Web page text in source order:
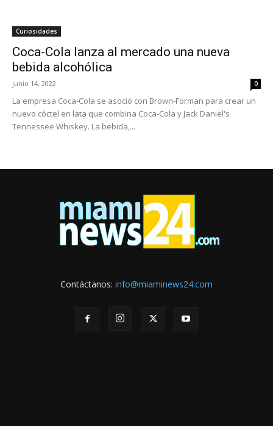
Curiosidades
Coca-Cola lanza al mercado una nueva
bebida alcohólica
junio 14, 2022 0
La empresa Coca-Cola se asoció con Brown-Forman para crear un
nuevo cóctel en lata que combina Coca-Cola y Jack Daniel's
Tennessee Whiskey. La bebida,...
Contáctanos: info@miaminews24.com